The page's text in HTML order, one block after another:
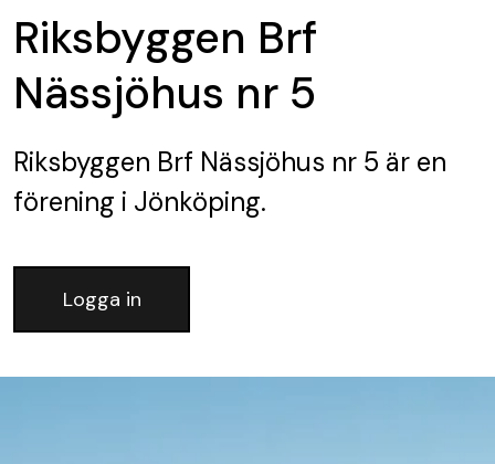
Riksbyggen Brf
Nässjöhus nr 5
Riksbyggen Brf Nässjöhus nr 5 är en
förening i Jönköping.
Logga in